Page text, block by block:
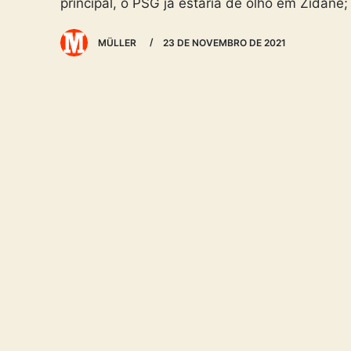
principal, o PSG já estaria de olho em
MÜLLER 23 DE NOVEMBRO DE 2021